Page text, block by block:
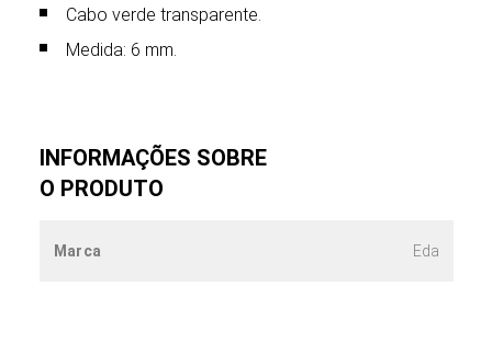
Cabo verde transparente.
Medida: 6 mm.
INFORMAÇÕES SOBRE
O PRODUTO
Marca Eda